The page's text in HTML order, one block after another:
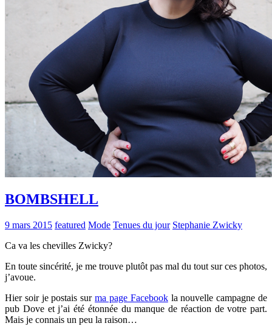
BOMBSHELL
9 mars 2015 featured Mode Tenues du jour Stephanie Zwicky
Ca va les chevilles Zwicky?
En toute sincérité, je me trouve plutôt pas mal du tout sur ces photos,
j’avoue.
Hier soir je postais surma page Facebookla nouvelle campagne de
pub Dove et j’ai été étonnée du manque de réaction de votre part.
Mais je connais un peu la raison…